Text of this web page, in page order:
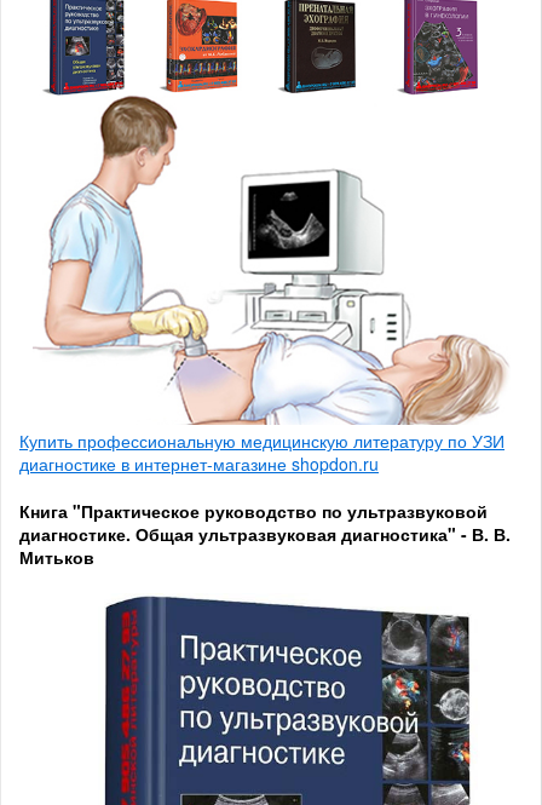
Купить профессиональную медицинскую литературу по УЗИ
диагностике в интернет-магазине shopdon.ru
Книга "Практическое руководство по ультразвуковой
диагностике. Общая ультразвуковая диагностика" - В. В.
Митьков